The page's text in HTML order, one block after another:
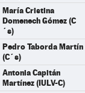
María Cristina
Domenech Gómez (C
´s)
Pedro Taborda Martín
(C´s)
Antonia Capitán
Martínez (IULV-C)